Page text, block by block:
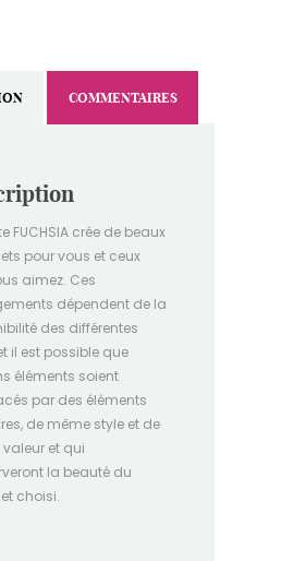
COMMENTAIRES
FUCHSIA crée de beaux
pour vous et ceux
aimez. Ces
dépendent de la
des différentes
il est possible que
éléments soient
par des éléments
de même style et de
et qui
la beauté du
choisi.